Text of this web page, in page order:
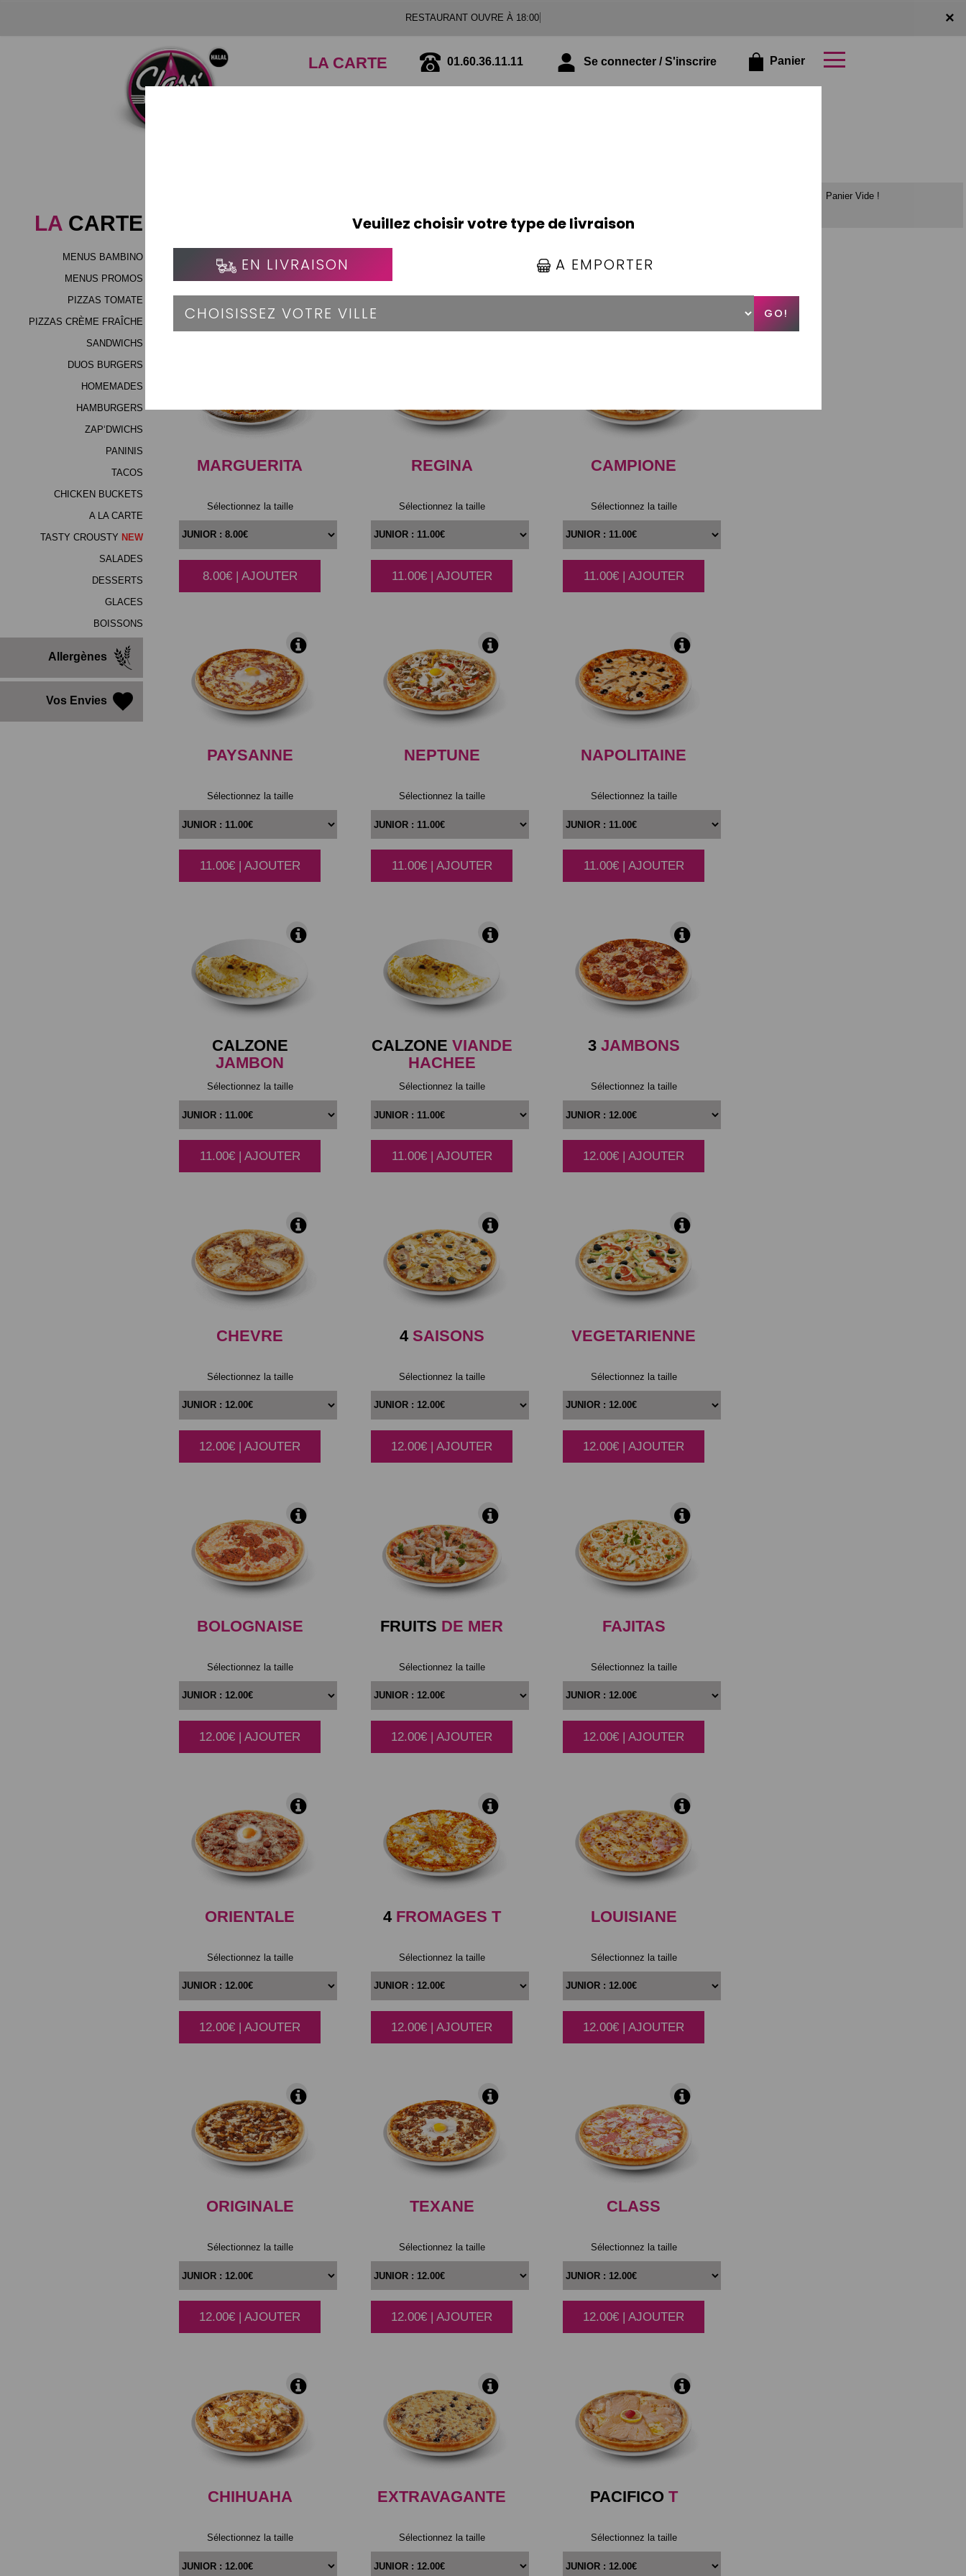
×
RESTAURANT
LA CARTE 01.60.36.11.11 Se connecter / S'inscrire Panier
×
LA CARTE
MENUS BAMBINO
MENUS PROMOS
PIZZAS TOMATE
PIZZAS CRÈME FRAÎCHE
SANDWICHS
DUOS BURGERS
HOMEMADES
HAMBURGERS
ZAP‘DWICHS
PANINIS
TACOS
CHICKEN BUCKETS
A LA CARTE
TASTY CROUSTY NEW
SALADES
DESSERTS
GLACES
BOISSONS
Allergènes
Vos Envies
MARGUERITA
Sélectionnez la taille
|
8.00€ | AJOUTER
REGINA
Sélectionnez la taille
|
11.00€ | AJOUTER
CAMPIONE
Sélectionnez la taille
|
11.00€ | AJOUTER
PAYSANNE
Sélectionnez la taille
|
11.00€ | AJOUTER
NEPTUNE
Sélectionnez la taille
|
11.00€ | AJOUTER
NAPOLITAINE
Sélectionnez la taille
|
11.00€ | AJOUTER
CALZONE
JAMBON
Sélectionnez la taille
|
11.00€ | AJOUTER
CALZONE VIANDE
HACHEE
Sélectionnez la taille
|
11.00€ | AJOUTER
3JAMBONS
Sélectionnez la taille
|
12.00€ | AJOUTER
CHEVRE
Sélectionnez la taille
|
12.00€ | AJOUTER
4SAISONS
Sélectionnez la taille
|
12.00€ | AJOUTER
VEGETARIENNE
Sélectionnez la taille
|
12.00€ | AJOUTER
BOLOGNAISE
Sélectionnez la taille
|
12.00€ | AJOUTER
FRUITS DE MER
Sélectionnez la taille
|
12.00€ | AJOUTER
FAJITAS
Sélectionnez la taille
|
12.00€ | AJOUTER
ORIENTALE
Sélectionnez la taille
|
12.00€ | AJOUTER
4FROMAGES T
Sélectionnez la taille
|
12.00€ | AJOUTER
LOUISIANE
Sélectionnez la taille
|
12.00€ | AJOUTER
ORIGINALE
Sélectionnez la taille
|
12.00€ | AJOUTER
TEXANE
Sélectionnez la taille
|
12.00€ | AJOUTER
CLASS
Sélectionnez la taille
|
12.00€ | AJOUTER
CHIHUAHA
Sélectionnez la taille
EXTRAVAGANTE
Sélectionnez la taille
PACIFICOT
Sélectionnez la taille
Panier Vide !